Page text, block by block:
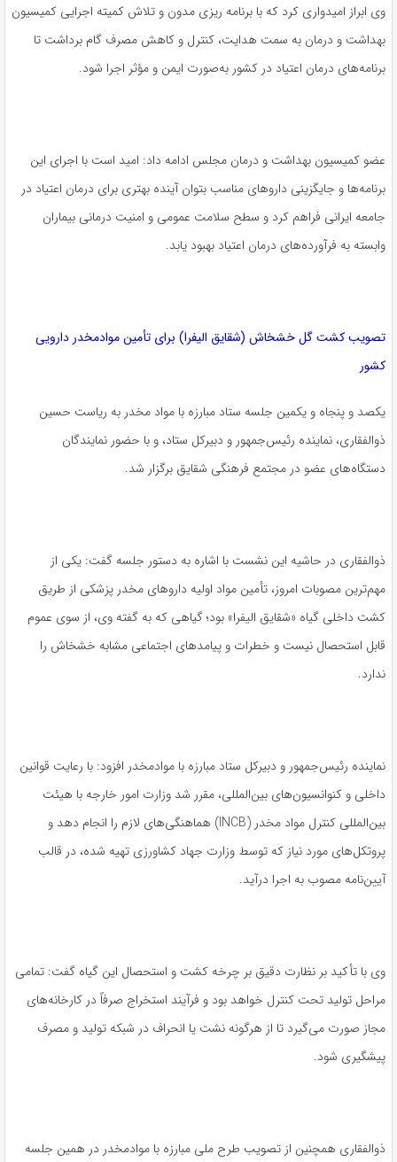
وی ابراز امیدواری کرد که با برنامه ریزی مدون و تلاش کمیته اجرایی کمیسیون
بهداشت و درمان به سمت هدایت، کنترل و کاهش مصرف گام برداشت تا
برنامه‌های درمان اعتیاد در کشور به‌صورت ایمن و مؤثر اجرا شود.
عضو کمیسیون بهداشت و درمان مجلس ادامه داد: امید است با اجرای این
برنامه‌ها و جایگزینی داروهای مناسب بتوان آینده بهتری برای درمان اعتیاد در
جامعه ایرانی فراهم کرد و سطح سلامت عمومی و امنیت درمانی بیماران
وابسته به فرآورده‌های درمان اعتیاد بهبود یابد.
تصویب کشت گل خشخاش (شقایق الیفرا) برای تأمین موادمخدر دارویی
کشور
یکصد و پنجاه و یکمین جلسه ستاد مبارزه با مواد مخدر به ریاست حسین
ذوالفقاری، نماینده رئیس‌جمهور و دبیرکل ستاد، و با حضور نمایندگان
دستگاه‌های عضو در مجتمع فرهنگی شقایق برگزار شد.
ذوالفقاری در حاشیه این نشست با اشاره به دستور جلسه گفت: یکی از
مهم‌ترین مصوبات امروز، تأمین مواد اولیه داروهای مخدر پزشکی از طریق
کشت داخلی گیاه «شقایق الیفرا» بود؛ گیاهی که به گفته وی، از سوی عموم
قابل استحصال نیست و خطرات و پیامدهای اجتماعی مشابه خشخاش را
ندارد.
نماینده رئیس‌جمهور و دبیرکل ستاد مبارزه با موادمخدر افزود: با رعایت قوانین
داخلی و کنوانسیون‌های بین‌المللی، مقرر شد وزارت امور خارجه با هیئت
بین‌المللی کنترل مواد مخدر (INCB) هماهنگی‌های لازم را انجام دهد و
پروتکل‌های مورد نیاز که توسط وزارت جهاد کشاورزی تهیه شده، در قالب
آیین‌نامه مصوب به اجرا درآید.
وی با تأکید بر نظارت دقیق بر چرخه کشت و استحصال این گیاه گفت: تمامی
مراحل تولید تحت کنترل خواهد بود و فرآیند استخراج صرفاً در کارخانه‌های
مجاز صورت می‌گیرد تا از هرگونه نشت یا انحراف در شبکه تولید و مصرف
پیشگیری شود.
ذوالفقاری همچنین از تصویب طرح ملی مبارزه با موادمخدر در همین جلسه